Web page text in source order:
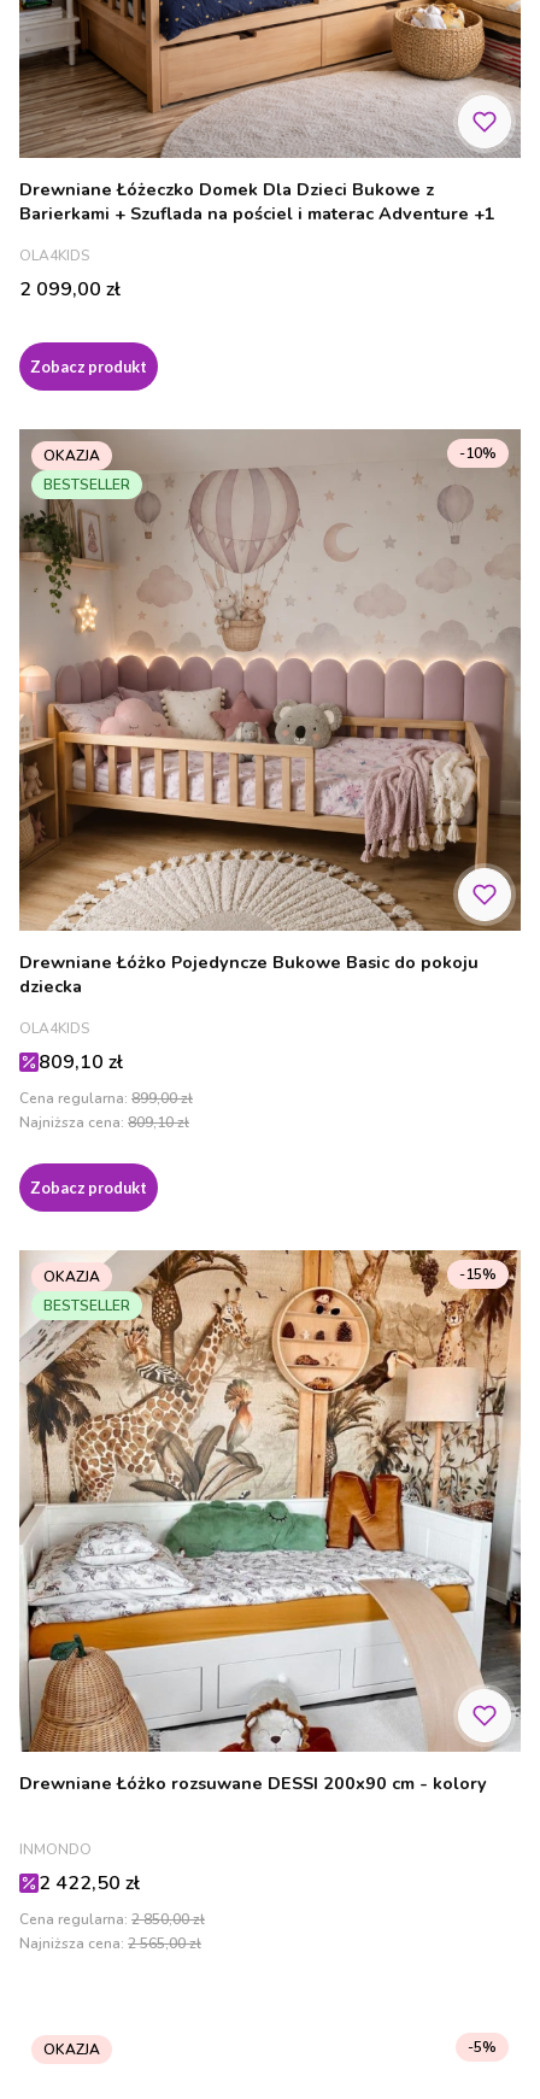
Drewniane Łóżeczko Domek Dla Dzieci Bukowe z
Barierkami + Szuflada na pościel i materac Adventure +1
PRODUCENT
OLA4KIDS
Cena
2 099,00 zł
Zobacz produkt
OKAZJA
BESTSELLER
Drewniane Łóżko Pojedyncze Bukowe Basic do pokoju
dziecka
PRODUCENT
OLA4KIDS
Cena promocyjna
809,10 zł
Cena regularna: 899,00 zł
-10%
Najniższa cena: 809,10 zł
Zobacz produkt
OKAZJA
BESTSELLER
Drewniane Łóżko rozsuwane DESSI 200x90 cm - kolory
PRODUCENT
INMONDO
Cena promocyjna
2 422,50 zł
Cena regularna: 2 850,00 zł
-15%
Najniższa cena: 2 565,00 zł
OKAZJA -5%